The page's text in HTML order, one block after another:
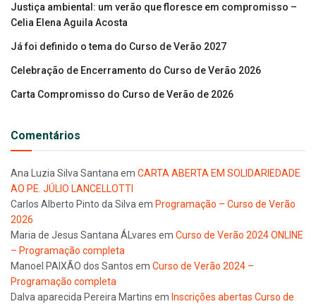
Justiça ambiental: um verão que floresce em compromisso –
Celia Elena Aguila Acosta
Já foi definido o tema do Curso de Verão 2027
Celebração de Encerramento do Curso de Verão 2026
Carta Compromisso do Curso de Verão de 2026
Comentários
Ana Luzia Silva Santana em CARTA ABERTA EM SOLIDARIEDADE
AO PE. JÚLIO LANCELLOTTI
Carlos Alberto Pinto da Silva em Programação – Curso de Verão
2026
Maria de Jesus Santana ÁLvares em Curso de Verão 2024 ONLINE
– Programação completa
Manoel PAIXÃO dos Santos em Curso de Verão 2024 –
Programação completa
Dalva aparecida Pereira Martins em Inscrições abertas Curso de